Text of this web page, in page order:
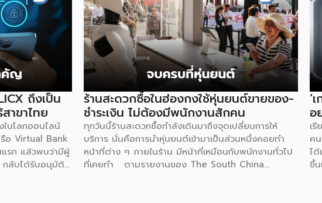
ถึงเป็น
าขาไทย
ในโลกออนไลน์
รือ Virtual Bank
แรก แล้วพบว่ามีผู้
กลับได้รับอนุมัติ
ร้านสะดวกซื้อในฮ่องกงใช้หุ่นยนต์ขายของ-
ชำระเงิน ไม่ต้องมีพนักงานสักคน
ทุกวันนี้ร้านสะดวกซื้อกำลังเดินมาถึงจุดเปลี่ยนการให้
บริการ นั่นคือการนำหุ่นยนต์เข้ามาเป็นส่วนหนึ่งคอยทำ
หน้าที่ต่าง ๆ ภายในร้าน มีหน้าที่เหมือนกับพนักงานทั่วไป
ที่เคยทำ ตามรายงานของ The South China
‘
อ
เ
ค
ไ
ขึ้